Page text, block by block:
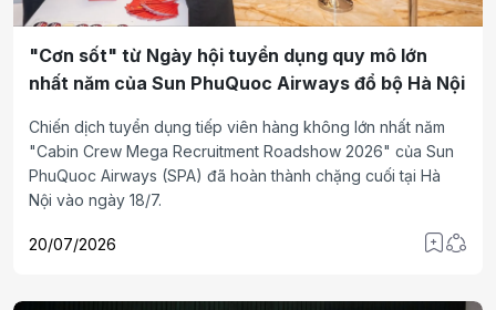
"Cơn sốt" từ Ngày hội tuyển dụng quy mô lớn
nhất năm của Sun PhuQuoc Airways đổ bộ Hà Nội
Chiến dịch tuyển dụng tiếp viên hàng không lớn nhất năm
"Cabin Crew Mega Recruitment Roadshow 2026" của Sun
PhuQuoc Airways (SPA) đã hoàn thành chặng cuối tại Hà
Nội vào ngày 18/7.
20/07/2026